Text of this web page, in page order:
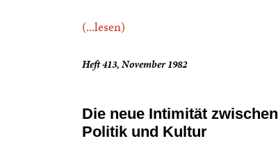
(...lesen)
Heft 413, November 1982
Die neue Intimität zwischen
Politik und Kultur